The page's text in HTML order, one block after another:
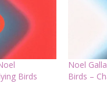
Birds
Noel
Birds –